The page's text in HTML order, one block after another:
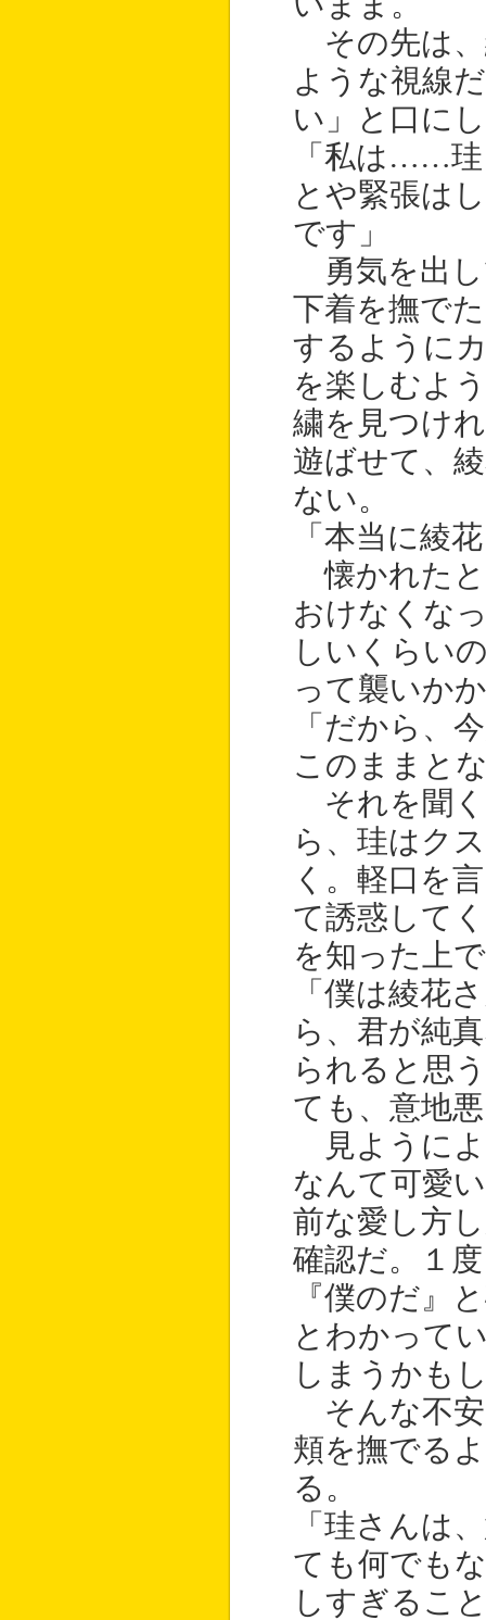
その先は、
ような視線
い」と口に
「私は……
とや緊張は
です」
勇気を出し
下着を撫で
するように
を楽しむよ
繍を見つけ
遊ばせて、
ない。
「本当に綾
懐かれたと
おけなくな
しいくらい
って襲いか
「だから、
このままと
それを聞く
ら、珪はク
く。軽口を
て誘惑して
を知った上
「僕は綾花
ら、君が純
られると思
ても、意地
見ようによ
なんて可愛
前な愛し方
確認だ。１
『僕のだ』
とわかって
しまうかも
そんな不安
頬を撫でる
る。
「珪さんは
ても何でも
しすぎるこ